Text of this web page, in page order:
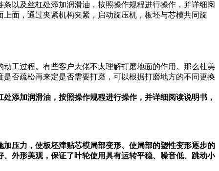
以及丝杠处添加润滑油，按照操作规程进行操作，并详细阅
面，通过夹紧机构夹紧，启动旋压机，板坯与芯模共同旋
工过程。有些客户大佬不太理解打磨地面的作用。那么杜美
否疏松再来定是否需要打磨，可以根据打磨地方的不同更换
添加润滑油，按照操作规程进行操作，并详细阅读说明书，
压力，使板坯津贴芯模局部变形、使局部的塑性变形逐步的
外形美观，保证了叶轮使用具有运转平稳、噪音低、跳动小